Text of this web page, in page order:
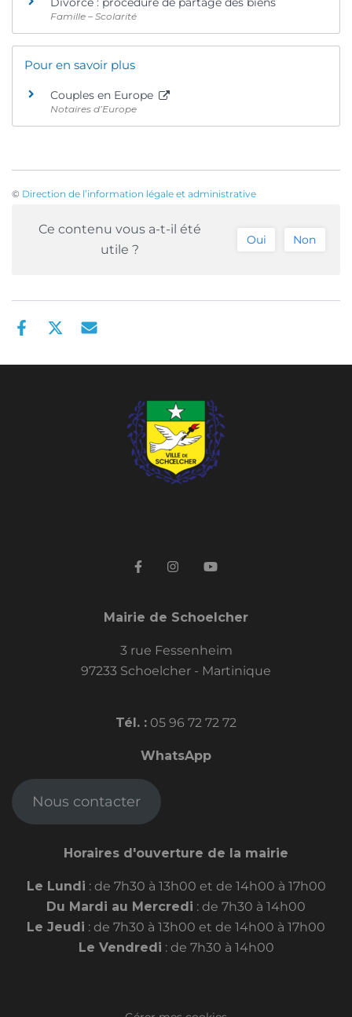
Famille – Scolarité
Pour en savoir plus
Couples en Europe
Notaires d’Europe
© Direction de l’information légale et administrative
Ce contenu vous a-t-il été
utile ?
Oui Non
Mairie de Schoelcher
3 rue Fessenheim
97233 Schoelcher - Martinique
Tél. : 05 96 72 72 72
WhatsApp
Nous contacter
Horaires d'ouverture de la mairie
Le Lundi : de 7h30 à 13h00 et de 14h00 à 17h00
Du Mardi au Mercredi : de 7h30 à 14h00
Le Jeudi : de 7h30 à 13h00 et de 14h00 à 17h00
Le Vendredi : de 7h30 à 14h00